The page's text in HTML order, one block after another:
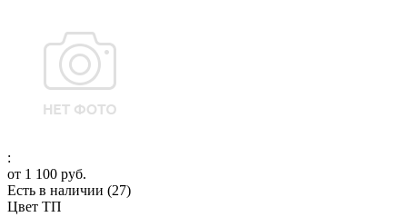
:
от 1 100 руб.
Есть в наличии (27)
Цвет ТП